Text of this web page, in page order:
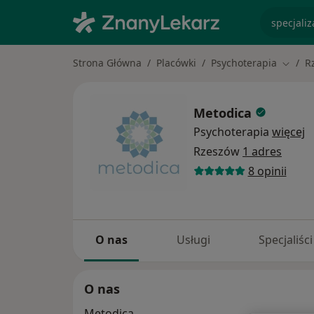
Strona Główna Placówki Psychoterapia
Metodica
Psychoterapia więcej
Rzeszów 1 adres
8 opinii
O nas Usługi Specjaliści
O nas